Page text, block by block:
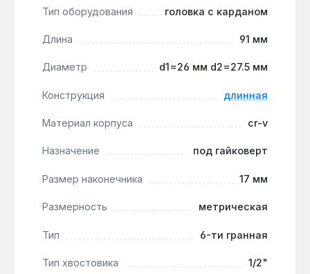
работы.
Точная посадка на крепёж:
метрический
минимизируют риск срыва граней на болтах и
моментом.
крепежа в моторном отсеке, под днищем
автомобиля, на производственных линиях и
строительных объектах, где доступ ограничен.
Производство — Тайвань. Гарантия 1 год,
Подходит ли для работы с ударным
Тип оборудования головка с карданом
Длина 91 мм
Диаметр d1=26 мм d2=27.5 мм
Конструкция длинная
Материал корпуса cr-v
Назначение под гайковерт
Размер наконечника 17 мм
Размерность метрическая
Тип 6-ти гранная
Тип хвостовика 1/2"